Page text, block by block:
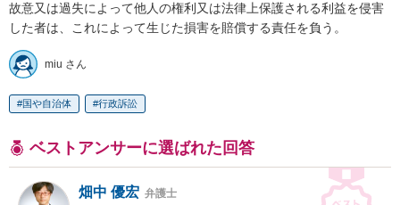
故意又は過失によって他人の権利又は法律上保護される利益を侵害
した者は、これによって生じた損害を賠償する責任を負う。
miu さん
国や自治体 行政訴訟
ベストアンサーに選ばれた回答
畑中 優宏 弁護士